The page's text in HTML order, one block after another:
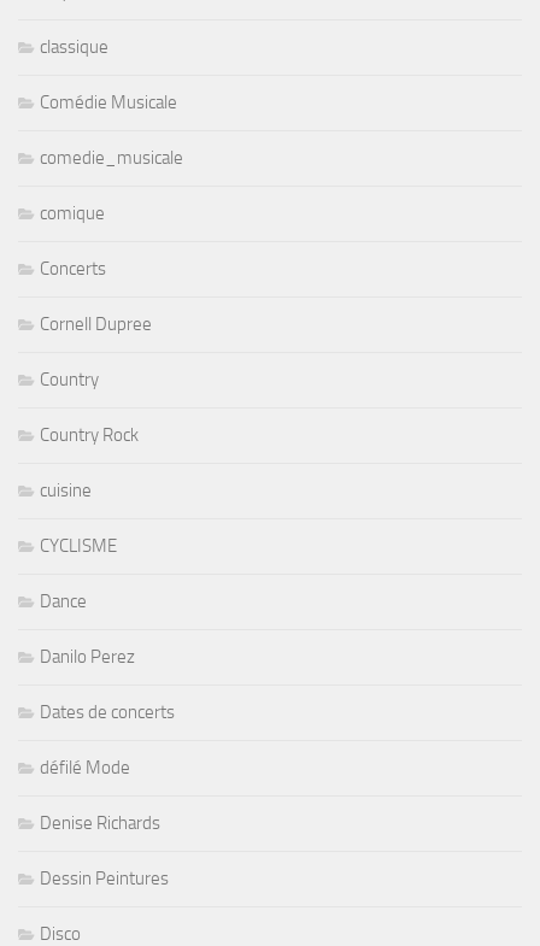
classique
Comédie Musicale
comedie_musicale
comique
Concerts
Cornell Dupree
Country
Country Rock
cuisine
CYCLISME
Dance
Danilo Perez
Dates de concerts
défilé Mode
Denise Richards
Dessin Peintures
Disco